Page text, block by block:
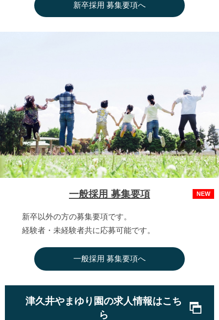
新卒採用 募集要項へ
一般採用 募集要項 NEW
新卒以外の方の募集要項です。
経験者・未経験者共に応募可能です。
一般採用 募集要項へ
津久井やまゆり園の求人情報はこち
ら